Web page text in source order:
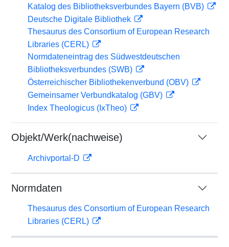
Katalog des Bibliotheksverbundes Bayern (BVB)
Deutsche Digitale Bibliothek
Thesaurus des Consortium of European Research
Libraries (CERL)
Normdateneintrag des Südwestdeutschen
Bibliotheksverbundes (SWB)
Österreichischer Bibliothekenverbund (OBV)
Gemeinsamer Verbundkatalog (GBV)
Index Theologicus (IxTheo)
Objekt/Werk(nachweise)
Archivportal-D
Normdaten
Thesaurus des Consortium of European Research
Libraries (CERL)